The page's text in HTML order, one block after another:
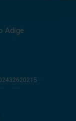
Adige